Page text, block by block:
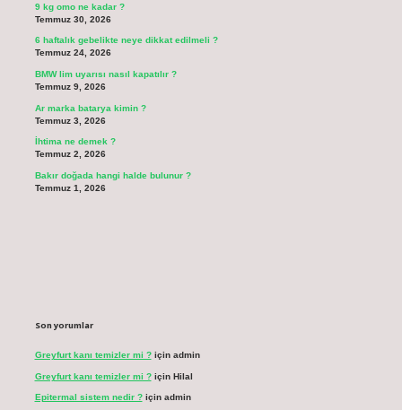
9 kg omo ne kadar ?
Temmuz 30, 2026
6 haftalık gebelikte neye dikkat edilmeli ?
Temmuz 24, 2026
BMW lim uyarısı nasıl kapatılır ?
Temmuz 9, 2026
Ar marka batarya kimin ?
Temmuz 3, 2026
İhtima ne demek ?
Temmuz 2, 2026
Bakır doğada hangi halde bulunur ?
Temmuz 1, 2026
Son yorumlar
Greyfurt kanı temizler mi ?için admin
Greyfurt kanı temizler mi ?için Hilal
Epitermal sistem nedir ?için admin